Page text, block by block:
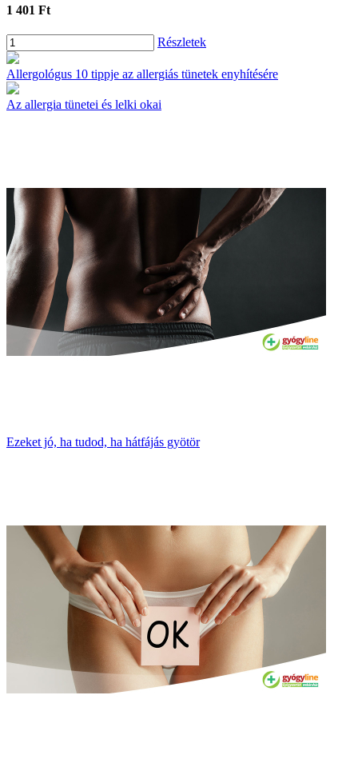
1 401 Ft
Részletek
Allergológus 10 tippje az allergiás tünetek enyhítésére
Az allergia tünetei és lelki okai
Ezeket jó, ha tudod, ha hátfájás gyötör